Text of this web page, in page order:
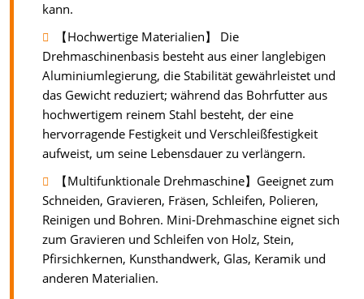
kann.
【Hochwertige Materialien】 Die
Drehmaschinenbasis besteht aus einer langlebigen
Aluminiumlegierung, die Stabilität gewährleistet und
das Gewicht reduziert; während das Bohrfutter aus
hochwertigem reinem Stahl besteht, der eine
hervorragende Festigkeit und Verschleißfestigkeit
aufweist, um seine Lebensdauer zu verlängern.
【Multifunktionale Drehmaschine】Geeignet zum
Schneiden, Gravieren, Fräsen, Schleifen, Polieren,
Reinigen und Bohren. Mini-Drehmaschine eignet sich
zum Gravieren und Schleifen von Holz, Stein,
Pfirsichkernen, Kunsthandwerk, Glas, Keramik und
anderen Materialien.